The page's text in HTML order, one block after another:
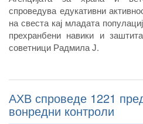
спроведува едукативни
на свеста кај младата
прехранбени навики и
советници Радмила Ј.
АХВ спроведе 1221
вонредни контроли